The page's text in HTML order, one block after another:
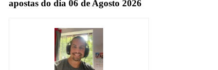
apostas do dia 06 de Agosto 2026